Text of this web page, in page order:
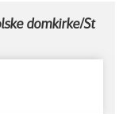
domkirke/St